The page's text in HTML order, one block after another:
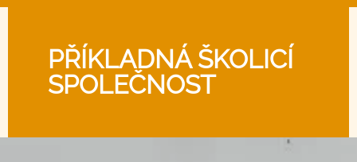
PŘÍKLADNÁ ŠKOLICÍ
SPOLEČNOST